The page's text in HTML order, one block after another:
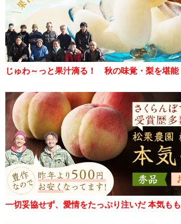
じゅわ～っと果汁滴る！ 秋の味覚・梨を堪能
一切妥協せず、愛情をたっぷり注いだ 本気もも